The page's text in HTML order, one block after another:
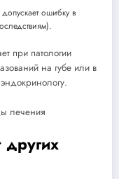
ошибку в
при патологии
на губе или в
эндокринологу.
других